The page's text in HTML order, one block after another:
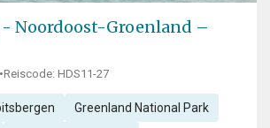
Noordoost-Groenland –
•Reiscode: HDS11-27
Greenland National Park